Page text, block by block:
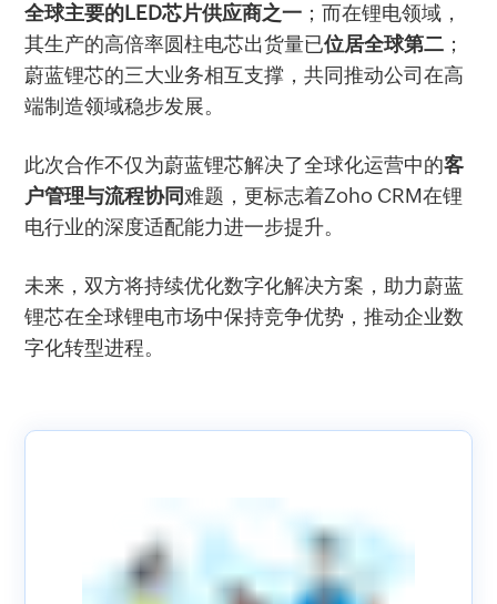
全球主要的LED芯片供应商之一 ；而在锂电领域，
其生产的高倍率圆柱电芯出货量已位居全球第二 ；
蔚蓝锂芯的三大业务相互支撑，共同推动公司在高
端制造领域稳步发展。
此次合作不仅为蔚蓝锂芯解决了全球化运营中的客
户管理与流程协同难题，更标志着Zoho CRM在锂
电行业的深度适配能力进一步提升。
未来，双方将持续优化数字化解决方案，助力蔚蓝
锂芯在全球锂电市场中保持竞争优势，推动企业数
字化转型进程。